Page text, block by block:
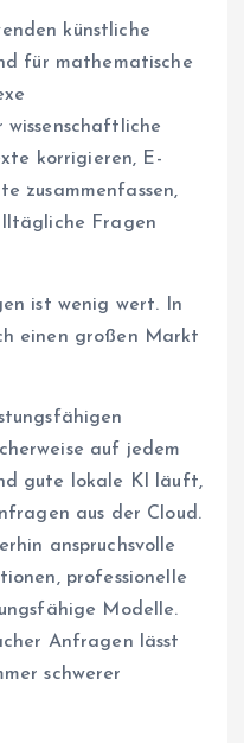
künstliche
für mathematische
korrigieren, E-
zusammenfassen,
Fragen
ist wenig wert. In
einen großen Markt
auf jedem
gute lokale KI läuft,
aus der Cloud.
anspruchsvolle
professionelle
Modelle.
Anfragen lässt
schwerer